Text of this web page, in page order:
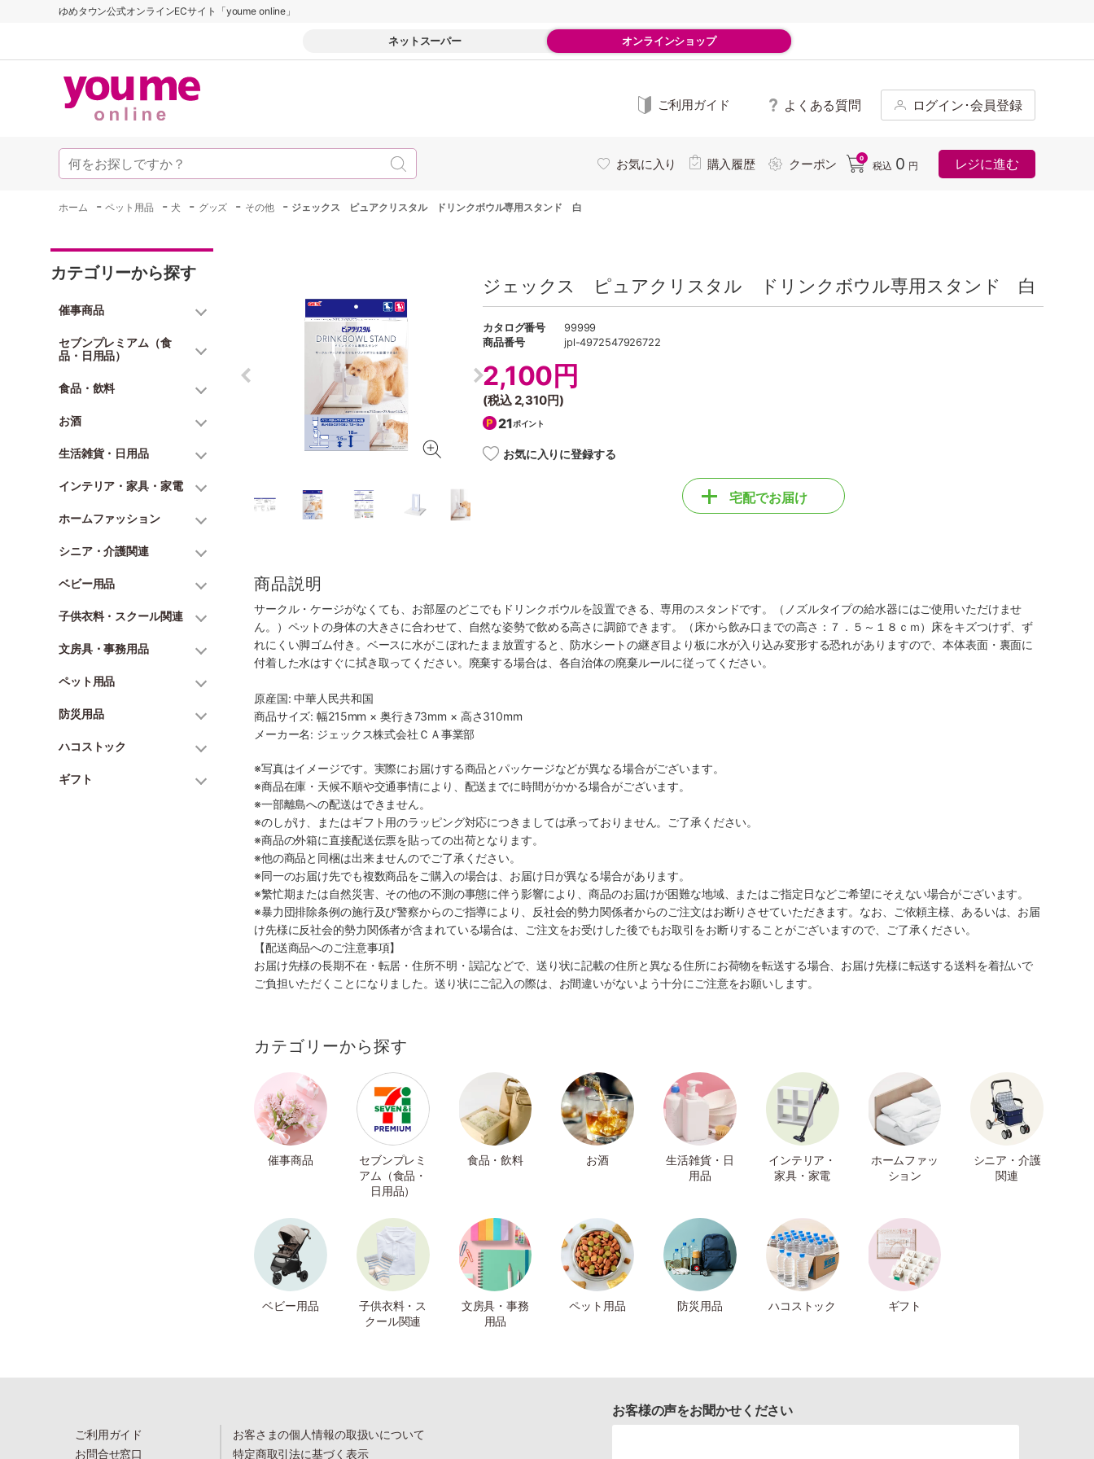
ゆめタウン公式オンラインECサイト「youme online」
ネットスーパー オンラインショップ
ご利用ガイド よくある質問 ログイン･会員登録
お気に入り 購入履歴 クーポン 0
税込 0 円 レジに進む
ホーム -ペット用品 -犬 - グッズ - その他 - ジェックス ピュアクリスタル ドリンクボウル専用スタンド 白
カテゴリーから探す
催事商品
セブンプレミアム（食
品・日用品）
食品・飲料
お酒
生活雑貨・日用品
インテリア・家具・家電
ホームファッション
シニア・介護関連
ベビー用品
子供衣料・スクール関連
文房具・事務用品
ペット用品
防災用品
ハコストック
ギフト
ジェックス ピュアクリスタル ドリンクボウル専用スタンド 白
カタログ番号
99999
商品番号
jpl-4972547926722
2,100円
(税込2,310円)
21ポイント
お気に入りに登録する
宅配でお届け
商品説明
サークル・ケージがなくても、お部屋のどこでもドリンクボウルを設置できる、専用のスタンドです。（ノズルタイプの給水器にはご使用いただけませ
ん。）ペットの身体の大きさに合わせて、自然な姿勢で飲める高さに調節できます。（床から飲み口までの高さ：７．５～１８ｃｍ）床をキズつけず、ず
れにくい脚ゴム付き。ベースに水がこぼれたまま放置すると、防水シートの継ぎ目より板に水が入り込み変形する恐れがありますので、本体表面・裏面に
付着した水はすぐに拭き取ってください。廃棄する場合は、各自治体の廃棄ルールに従ってください。
原産国: 中華人民共和国
商品サイズ: 幅215mm × 奥行き73mm × 高さ310mm
メーカー名: ジェックス株式会社ＣＡ事業部
※写真はイメージです。実際にお届けする商品とパッケージなどが異なる場合がございます。
※商品在庫・天候不順や交通事情により、配送までに時間がかかる場合がございます。
※一部離島への配送はできません。
※のしがけ、またはギフト用のラッピング対応につきましては承っておりません。ご了承ください。
※商品の外箱に直接配送伝票を貼っての出荷となります。
※他の商品と同梱は出来ませんのでご了承ください。
※同一のお届け先でも複数商品をご購入の場合は、お届け日が異なる場合があります。
※繁忙期または自然災害、その他の不測の事態に伴う影響により、商品のお届けが困難な地域、またはご指定日などご希望にそえない場合がございます。
※暴力団排除条例の施行及び警察からのご指導により、反社会的勢力関係者からのご注文はお断りさせていただきます。なお、ご依頼主様、あるいは、お届
け先様に反社会的勢力関係者が含まれている場合は、ご注文をお受けした後でもお取引をお断りすることがございますので、ご了承ください。
【配送商品へのご注意事項】
お届け先様の長期不在・転居・住所不明・誤記などで、送り状に記載の住所と異なる住所にお荷物を転送する場合、お届け先様に転送する送料を着払いで
ご負担いただくことになりました。送り状にご記入の際は、お間違いがないよう十分にご注意をお願いします。
カテゴリーから探す
催事商品
セブンプレミ
アム（食品・
日用品）
食品・飲料 お酒
生活雑貨・日
用品
インテリア・
家具・家電
ホームファッ
ション
シニア・介護
関連
ベビー用品
子供衣料・ス
クール関連
文房具・事務
用品
ペット用品 防災用品 ハコストック ギフト
ご利用ガイド
お問合せ窓口
お客さまの個人情報の取扱いについて
特定商取引法に基づく表示
お客様の声をお聞かせください